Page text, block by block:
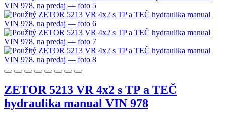
ZETOR 5213 VR 4x2 s TP a TEČ
hydraulika manual VIN 978